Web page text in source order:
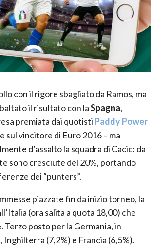
con il rigore sbagliato da Ramos, ma
il risultato con laSpagna,
premiata dai quotisti Paddy Power
sul vincitore di Euro 2016 – ma
d’assalto la squadra di Cacic: da
sono cresciute del 20%, portando
dei “punters”.
piazzate fin da inizio torneo, la
(ora salita a quota 18,00) che
posto per la Germania, in
(7,2%) e Francia (6,5%).